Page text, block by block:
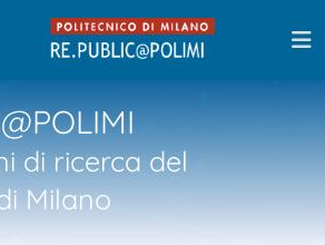
di ricerca del
Milano